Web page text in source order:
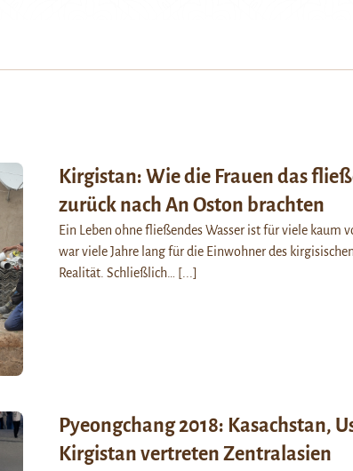
Kirgistan: Wie die Frauen das
zurück nach An Oston brachten
Ein Leben ohne fließendes Wasser ist für viele kaum
war viele Jahre lang für die Einwohner des
Realität. Schließlich…
[...]
Pyeongchang 2018: Kasachstan,
Kirgistan vertreten Zentralasien